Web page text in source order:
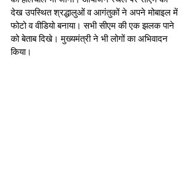
देख उपस्थित श्रद्धालुओं व आगंतुकों ने अपने मोबाइल में
फोटो व वीडियो बनाया। सभी सीएम की एक झलक पाने
को बेताब दिखे। मुख्यमंत्री ने भी लोगों का अभिवादन
किया।